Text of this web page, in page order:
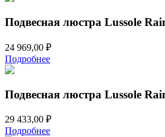
Подвесная люстра Lussole
24 969,00 ₽
Подробнее
Подвесная люстра Lussole
29 433,00 ₽
Подробнее